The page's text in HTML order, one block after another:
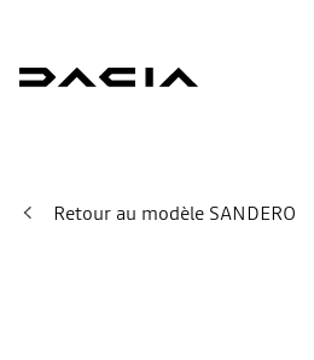
Retour au modèle SANDERO